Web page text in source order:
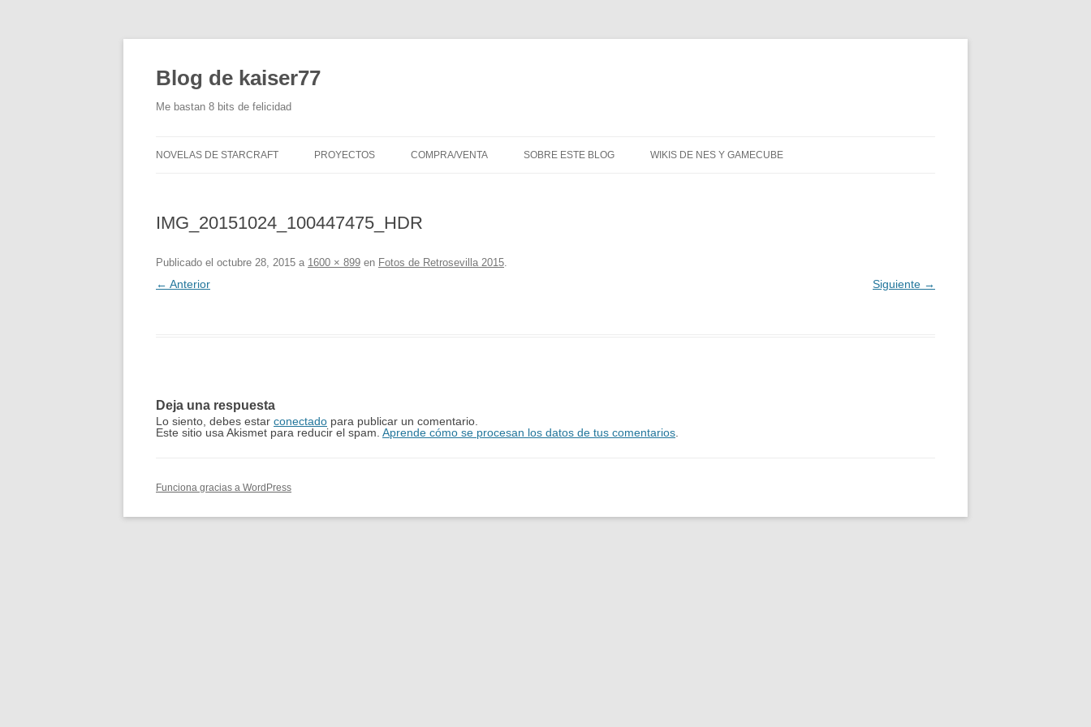
Blog de kaiser77
Me bastan 8 bits de felicidad
al
NOVELAS DE STARCRAFT PROYECTOS
CREACIÓN DE UNA GAMEROOM
COMPRA/VENTA SOBRE ESTE BLOG WIKIS DE NES Y GAMECUBE
IMG_20151024_100447475_HDR
Publicado el octubre 28, 2015 a 1600 × 899 en Fotos de Retrosevilla 2015.
← Anterior Siguiente →
Deja una respuesta
Lo siento, debes estar conectado para publicar un comentario.
Este sitio usa Akismet para reducir el spam. Aprende cómo se procesan los datos de tus comentarios
Funciona gracias a WordPress